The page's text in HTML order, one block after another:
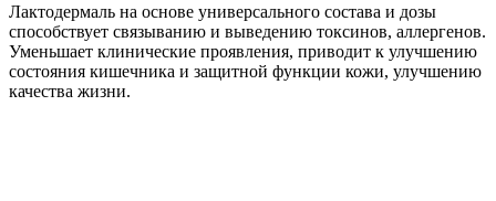
Лактодермаль на основе универсального состава и дозы
способствует связыванию и выведению токсинов, аллергенов.
Уменьшает клинические проявления, приводит к улучшению
состояния кишечника и защитной функции кожи, улучшению
качества жизни.